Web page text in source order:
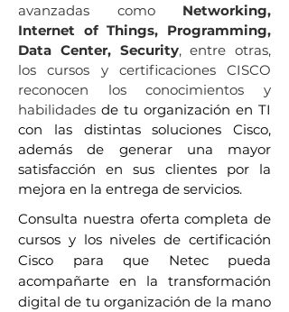
avanzadas como Networking,
Internet of Things, Programming,
Data Center, Security, entre otras,
los cursos y certificaciones CISCO
reconocen los conocimientos y
habilidades de tu organización en TI
con las distintas soluciones Cisco,
además de generar una mayor
satisfacción en sus clientes por la
mejora en la entrega de servicios.
​Consulta nuestra oferta completa de
cursos y los niveles de certificación
Cisco para que Netec pueda
acompañarte en la transformación
digital de tu organización de la mano